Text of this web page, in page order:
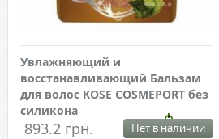
Увлажняющий и
восстанавливающий Бальзам
для волос KOSE COSMEPORT без
силикона
893.2 грн. Нет в наличии